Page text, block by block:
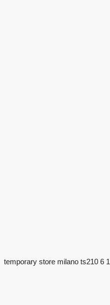
temporary store milano ts210 6 1